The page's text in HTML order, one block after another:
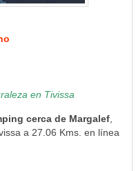
en Tivissa
cerca de Margalef,
a 27.06 Kms. en línea